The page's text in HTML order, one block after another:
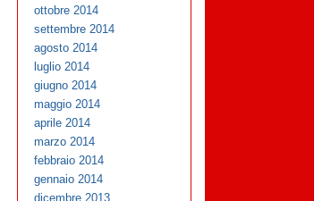
ottobre 2014
settembre 2014
agosto 2014
luglio 2014
giugno 2014
maggio 2014
aprile 2014
marzo 2014
febbraio 2014
gennaio 2014
dicembre 2013